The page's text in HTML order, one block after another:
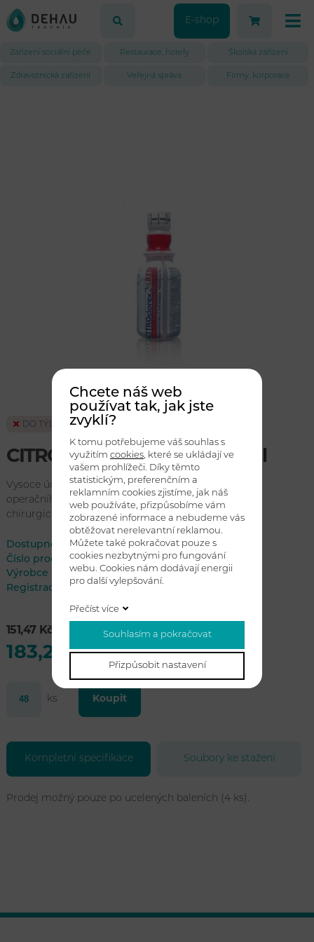
E-shop
Zařízení sociální péče Restaurace, hotely Školská zařízení
Zdravotnická zařízení Veřejná správa Firmy, korporace
DO TÝDNE
CITROCLOREX 2% RED 120 ml
Vysoce účinný dezinfekční přípravek pro dezinfekci
operačního pole a pokožky pro maximálně efektivní
chirurgické zákroky.
Dostupnost:do týdne
Číslo produktuEC3061380
Výrobce
ECOLAB
Registrace
Bi
151,47 Kč bez DPH
183,28 Kč s DPH
ks Koupit
Kompletní specifikace Soubory ke stažení
Prodej možný pouze po ucelených baleních (4 ks).
Chcete náš web
používat tak, jak jste
zvyklí?
K tomu potřebujeme váš souhlas s
využitím cookies , které se ukládají ve
vašem prohlížeči. Díky těmto
statistickým, preferenčním a
reklamním cookies zjistíme, jak náš
web používáte, přizpůsobíme vám
zobrazené informace a nebudeme vás
obtěžovat nerelevantní reklamou.
Můžete také pokračovat pouze s
cookies nezbytnými pro fungování
webu. Cookies nám dodávají energii
pro další vylepšování.
Přečíst více
Souhlasím a pokračovat
Přizpůsobit nastavení